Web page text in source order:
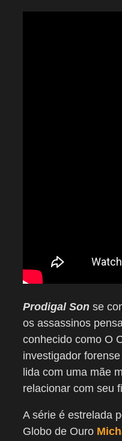
Prodigal Son se
os assassinos
conhecido como O
investigador
lida com uma mãe
relacionar com seu
A série é estrelada
Globo de Ouro